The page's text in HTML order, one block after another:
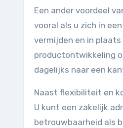
Een ander voordeel
vooral als u zich in
vermijden en in
productontwikkeling
dagelijks naar een
Naast flexibiliteit en
U kunt een zakelijk
betrouwbaarheid als